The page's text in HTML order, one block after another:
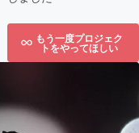
もう一度プロジェク
トをやってほしい